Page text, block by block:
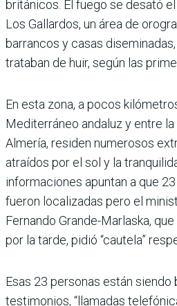
británicos. El fuego se desató
Los Gallardos, un área de
barrancos y casas
trataban de huir, según las
En esta zona, a pocos
Mediterráneo andaluz y entre
Almería, residen numerosos
atraídos por el sol y la
informaciones apuntan a que
fueron localizadas pero el
Fernando Grande-Marlaska,
por la tarde, pidió “cautela”
Esas 23 personas están siendo
testimonios, “llamadas